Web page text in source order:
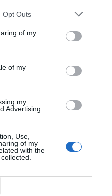
Opt Outs
of my
of my
my
Advertising.
Use,
of my
with the
Άνοδο καταγράφουν οι
μονάδες ο Γενικός
0,07%
καθαρά κέρδη του α'
οι εγκύκλιοι που
των φορέων